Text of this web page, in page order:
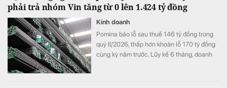
phải trả nhóm Vin tăng từ 0 lên 1.424 tỷ đồng
Kinh doanh
Pomina báo lỗ sau thuế 146 tỷ đồng trong
quý II/2026, thấp hơn khoản lỗ 170 tỷ đồng
cùng kỳ năm trước. Lũy kế 6 tháng, doanh